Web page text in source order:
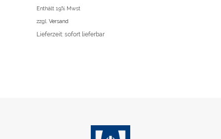
Enthält 19% Mwst
zzgl. Versand
Lieferzeit: sofort lieferbar